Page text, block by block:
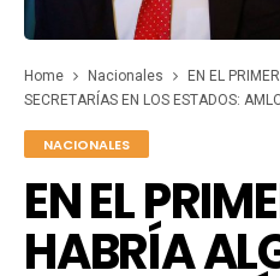
Home Nacionales
EN EL
SECRETARÍAS EN LOS ESTADOS:
NACIONALES
EN EL
HABRÍA